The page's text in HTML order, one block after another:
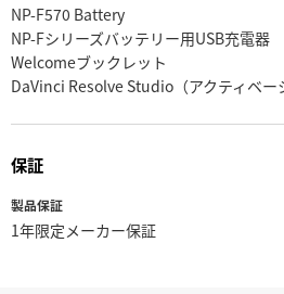
NP-F570 Battery
NP-Fシリーズバッテリー用USB充電器
Welcomeブックレット
DaVinci Resolve Studio（アクティベー
保証
製品保証
1年限定メーカー保証